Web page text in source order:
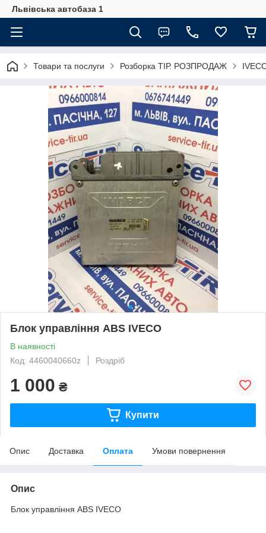
Львівська автобаза 1
Товари та послуги Розборка ТІР. РОЗПРОДАЖ
Блок управління ABS IVECO
В наявності
Код: 4460040660z
Роздріб
1 000 ₴
Купити
Опис Доставка Оплата Умови повернення
Опис
Блок управління ABS IVECO